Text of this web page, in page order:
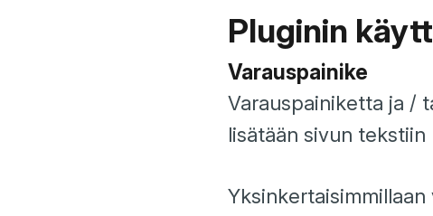
Pluginin
Varauspainike
Varauspainiketta ja /
lisätään sivun tekstiin